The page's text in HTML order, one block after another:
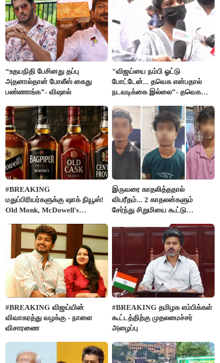
“உதயநிதி பேசினது தப்பு
அதனால்தான் போலீஸ் கைது
பண்ணாங்க”- விஷால்
"விஜய்யை நம்பி ஓட்டு
போட்டேன்... தவெக என்பதால்
நடவடிக்கை இல்லை”- தவெக
கதறல்
#BREAKING
மதுப்பிரியர்களுக்கு ஷாக் நியூஸ்!
Old Monk, McDowell's
FSSAI தடை
இருவரை காதலித்ததால்
விபரீதம்... 2 காதலன்களும்
சேர்ந்து சிறுமியை கூட்டு
செய்த கொடூரம்
#BREAKING விஜய்யின்
விவாகரத்து வழக்கு - நாளை
விசாரணை
#BREAKING தமிழக எம்பிக்கள்
கூட்டத்திற்கு முதலமைச்சர்
அழைப்பு